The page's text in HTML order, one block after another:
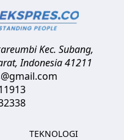
Kec. Subang,
,Indonesia41211
TEKNOLOGI